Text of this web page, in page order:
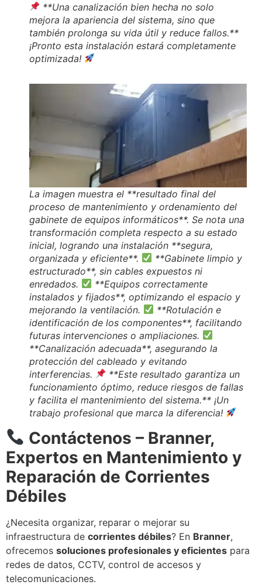
**Una canalización bien hecha no solo
mejora la apariencia del sistema, sino que
también prolonga su vida útil y reduce fallos.**
¡Pronto esta instalación estará completamente
optimizada!
La imagen muestra el **resultado final del
proceso de mantenimiento y ordenamiento del
gabinete de equipos informáticos**. Se nota una
transformación completa respecto a su estado
inicial, logrando una instalación **segura,
organizada y eficiente**.
**Gabinete limpio y
estructurado**, sin cables expuestos ni
enredados.
**Equipos correctamente
instalados y fijados**, optimizando el espacio y
mejorando la ventilación.
**Rotulación e
identificación de los componentes**, facilitando
futuras intervenciones o ampliaciones.
**Canalización adecuada**, asegurando la
protección del cableado y evitando
interferencias.
**Este resultado garantiza un
funcionamiento óptimo, reduce riesgos de fallas
y facilita el mantenimiento del sistema.** ¡Un
trabajo profesional que marca la diferencia!
Contáctenos – Branner,
Expertos en Mantenimiento y
Reparación de Corrientes
Débiles
¿Necesita organizar, reparar o mejorar su
infraestructura de corrientes débiles? En Branner,
ofrecemos soluciones profesionales y eficientes para
redes de datos, CCTV, control de accesos y
telecomunicaciones.